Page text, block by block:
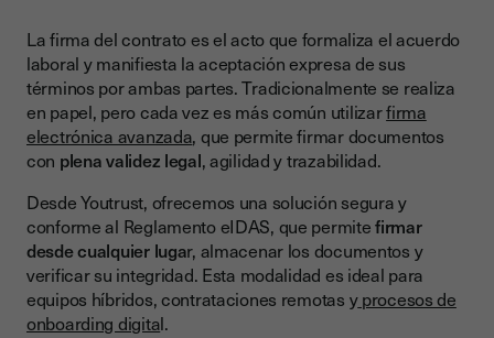
La firma del contrato es el acto que formaliza el acuerdo
laboral y manifiesta la aceptación expresa de sus
términos por ambas partes. Tradicionalmente se realiza
en papel, pero cada vez es más común utilizarfirma
electrónica avanzada, que permite firmar documentos
con plena validez legal, agilidad y trazabilidad.
Desde Youtrust, ofrecemos una solución segura y
conforme al Reglamento eIDAS, que permitefirmar
desde cualquier lugar, almacenar los documentos y
verificar su integridad. Esta modalidad es ideal para
equipos híbridos, contrataciones remotas yprocesos de
onboarding digital.